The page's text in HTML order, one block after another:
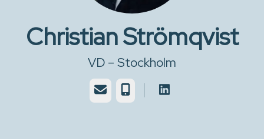
Christian Strömqvist
VD – Stockholm
E-post Telefon